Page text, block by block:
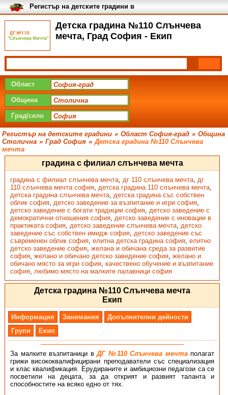
Детска градина №110 Слънчева
мечта, Град София - Екип
Регистър на детските градини в
България
Област
Община
Град/село
Регистър на детските градини » Област София-град » Община
Столична » Град София » Детска градина №110 Слънчева
мечта
градина с филиал слънчева мечта
градина с филиал слънчева мечта, дг 110 слънчева мечта, дг
110 слънчева мечта софия, детска градина 110 слънчева мечта,
детска градина слънчева мечта, детска градина със собствен
облик софия, детско заведение за възпитание и игри софия,
детско заведение с богати традиции софия, детско заведение с
демократични отношения софия, детско заведение с иновации в
практиката софия, детско заведение слънчева мечта, детско
заведение със собствен имидж софия, детско заведение със
съвременен облик софия, елитна детска градина софия, елитно
детско заведение софия, желана и обичана среда за развитие
софия, желано и обичано детско заведение софия, желано и
обичано място за игри софия, качествено обучение и възпитание
софия, любимо място на малките палавници софия
Детска градина №110 Слънчева мечта
Екип
Информация Занимания
Допълнителни дейности
Групи
Екип
За малките възпитаници вДГ №110 Слънчева мечтаполагат
грижи висококвалифицирани преподаватели със специализация
и клас квалификация. Ерудираните и амбициозни педагози са се
посветили на децата, за да открият и развият таланта и
способностите на всяко едно от тях.